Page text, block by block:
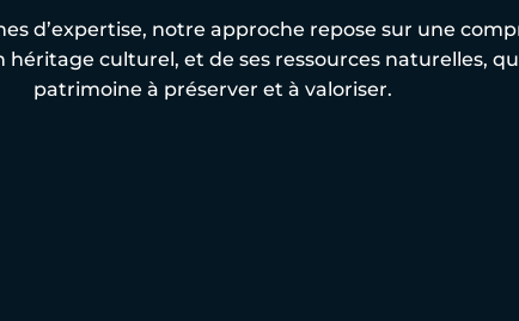
d’expertise, notre approche repose sur une
héritage culturel, et de ses ressources naturelles,
patrimoine à préserver et à valoriser.